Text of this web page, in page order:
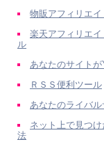
物販アフィリエ
楽天アフィリエ
ル
あなたのサイト
ＲＳＳ便利ツール
あなたのライバ
ネット上で見つ
法